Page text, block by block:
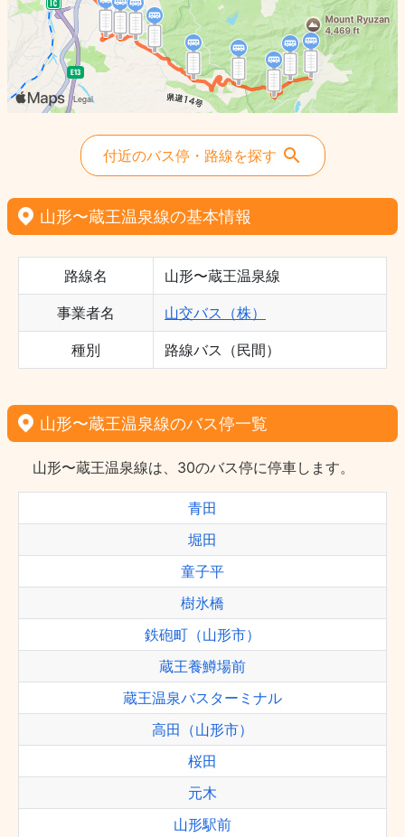
付近のバス停・路線を探す
山形〜蔵王温泉線の基本情報
路線名 山形〜蔵王温泉線
事業者名 山交バス（株）
種別 路線バス（民間）
山形〜蔵王温泉線のバス停一覧
山形〜蔵王温泉線は、30のバス停に停車します。
青田
堀田
童子平
樹氷橋
鉄砲町（山形市）
蔵王養鱒場前
蔵王温泉バスターミナル
高田（山形市）
桜田
元木
山形駅前